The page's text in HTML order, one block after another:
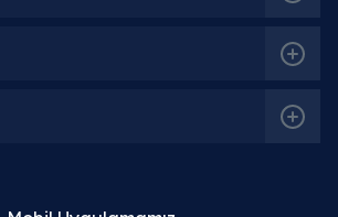
ve Diyet | Diyetisyen